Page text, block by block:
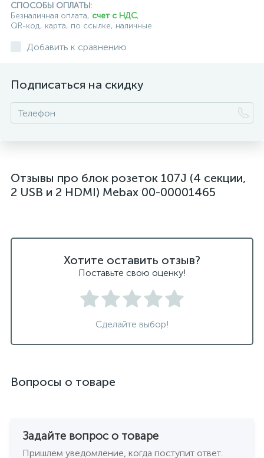
СПОСОБЫ ОПЛАТЫ:
Безналичная оплата, счет с НДС,
QR-код, карта, по ссылке, наличные
Добавить к сравнению
Подписаться на скидку
Отзывы про блок розеток 107J (4 секции,
2 USB и 2 HDMI) Mebax 00-00001465
Хотите оставить отзыв?
Поставьте свою оценку!
Сделайте выбор!
Вопросы о товаре
Задайте вопрос о товаре
Пришлем уведомление, когда поступит ответ.